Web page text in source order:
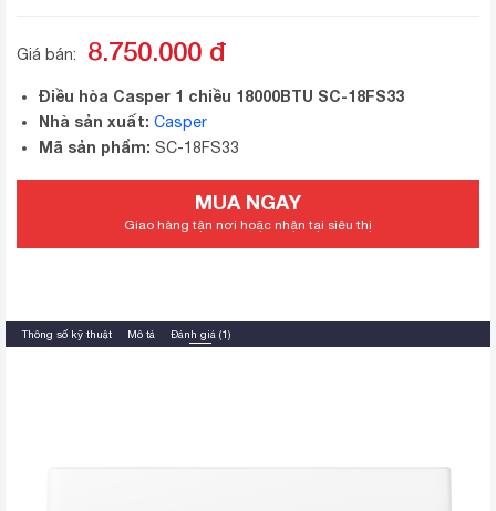
Giá bán: 8.750.000 đ
Điều hòa Casper 1 chiều 18000BTU SC-18FS33
Nhà sản xuất: Casper
Mã sản phẩm: SC-18FS33
MUA NGAY
Giao hàng tận nơi hoặc nhận tại siêu thị
Thông số kỹ thuật Mô tả Đánh giá (1)